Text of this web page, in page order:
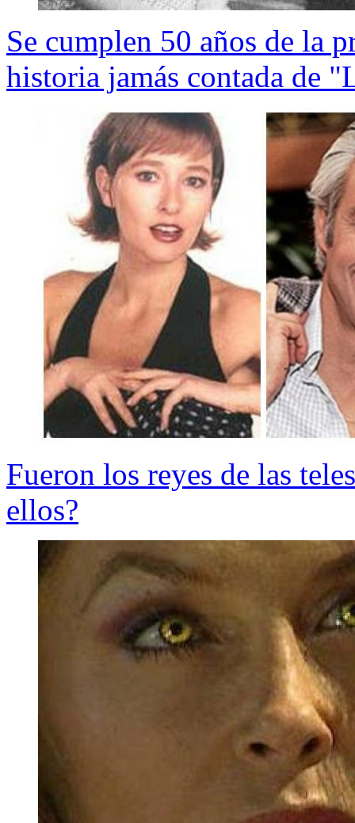
Se cumplen 50 años de la
historia jamás contada de
Fueron los reyes de las
ellos?